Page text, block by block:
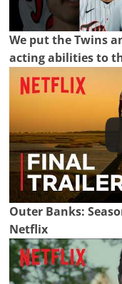
We put the Twins
acting abilities to
Outer Banks:
Netflix